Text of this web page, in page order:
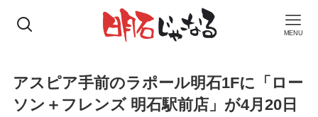
MENU
アスピア手前のラポール明石1Fに「ロー
ソン＋フレンズ 明石駅前店」が4月20日